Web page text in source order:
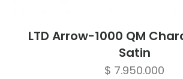
LTD Arrow-1000 QM
Satin
$ 7.950.000